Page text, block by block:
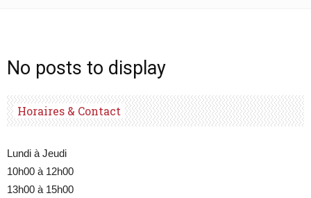
Tchad
No posts to display
Horaires & Contact
Lundi à Jeudi
10h00 à 12h00
13h00 à 15h00